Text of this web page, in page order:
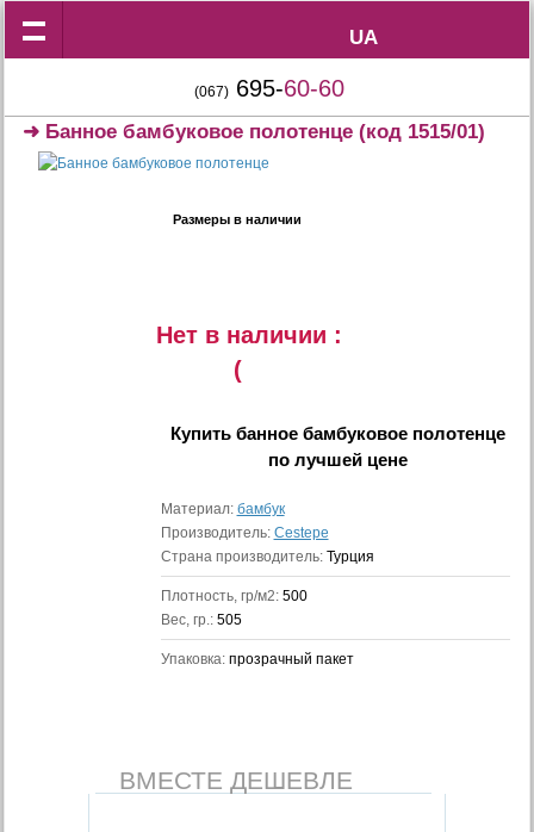
UA
UA
(067) 695-60-60
➜ Банное бамбуковое полотенце(код 1515/01)
Размеры в наличии
Нет в наличии :
(
Купитьбанное бамбуковое полотенце
по лучшей цене
Материал: бамбук
Производитель: Cestepe
Страна производитель: Турция
Плотность, гр/м2: 500
Вес, гр.: 505
Упаковка: прозрачный пакет
ВМЕСТЕ ДЕШЕВЛЕ